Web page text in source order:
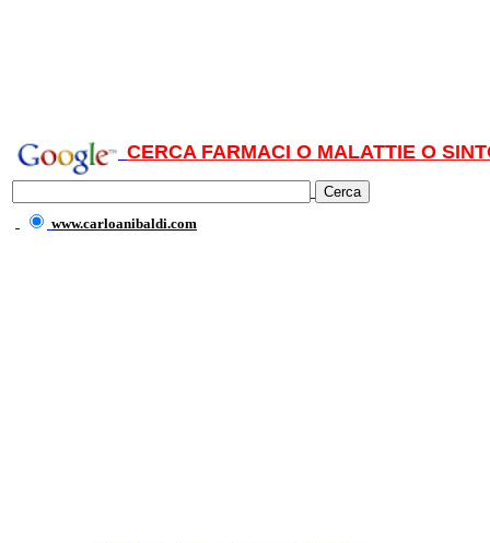
CERCA FARMACI O MALATTIE O
www.carloanibaldi.com